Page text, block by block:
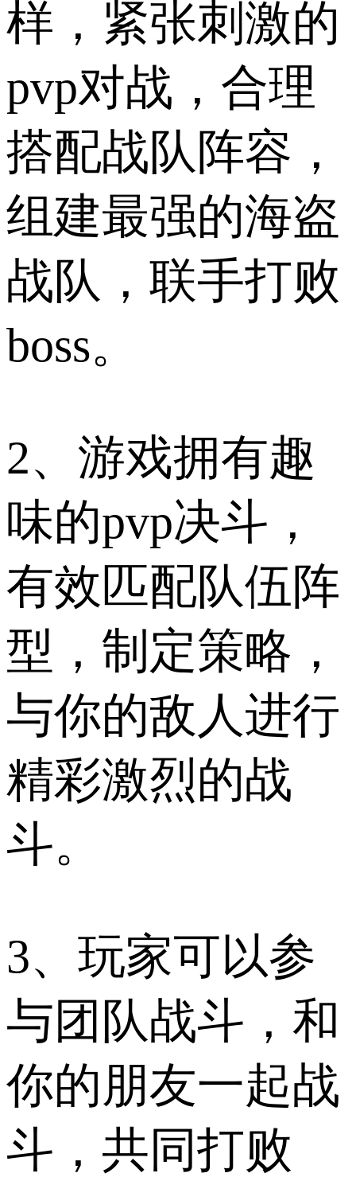
样，紧张刺激的
pvp对战，合理
搭配战队阵容，
组建最强的海盗
战队，联手打败
boss。
2、游戏拥有趣
味的pvp决斗，
有效匹配队伍阵
型，制定策略，
与你的敌人进行
精彩激烈的战
斗。
3、玩家可以参
与团队战斗，和
你的朋友一起战
斗，共同打败